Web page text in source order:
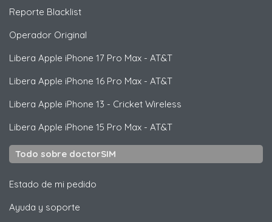
Reporte Blacklist
Operador Original
Libera Apple iPhone 17 Pro Max - AT&T
Libera Apple iPhone 16 Pro Max - AT&T
Libera Apple iPhone 13 - Cricket Wireless
Libera Apple iPhone 15 Pro Max - AT&T
Todo sobre doctorSIM
Estado de mi pedido
Ayuda y soporte